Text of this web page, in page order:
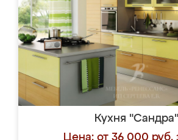
Кухня "Сандра"
Цена: от 36 000 руб.